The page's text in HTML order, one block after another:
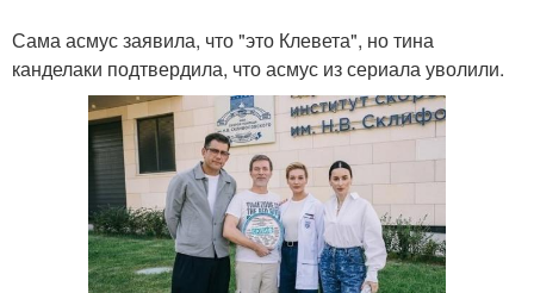
Сама асмус заявила, что "это Клевета", но тина
канделаки подтвердила, что асмус из сериала уволили.